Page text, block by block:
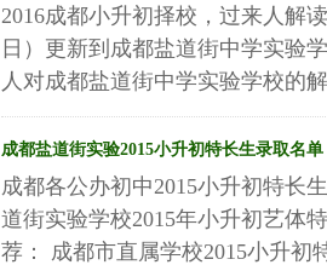
2016成都小升初择校，过来人解
日）更新到成都盐道街中学实验
人对成都盐道街中学实验学校的
成都盐道街实验2015小升初特长生录取名单
成都各公办初中2015小升初特长
道街实验学校2015年小升初艺体
荐： 成都市直属学校2015小升初